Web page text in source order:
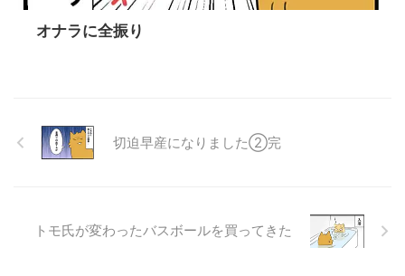
オナラに全振り
切迫早産になりました②完
トモ氏が変わったバスボールを買ってきた